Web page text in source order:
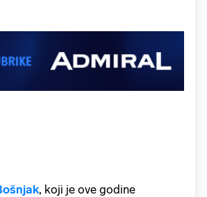
, koji je ove godine